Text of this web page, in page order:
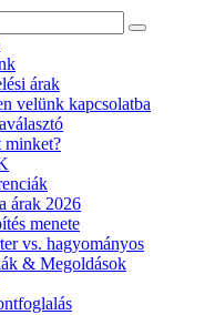
árak
velünk kapcsolatba
minket?
árak 2026
menete
vs. hagyományos
& Megoldások